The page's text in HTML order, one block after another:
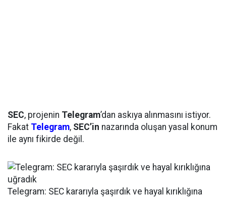
SEC, projenin Telegram’dan askıya alınmasını istiyor.
Fakat Telegram, SEC’in nazarında oluşan yasal konum
ile aynı fikirde değil.
Telegram: SEC kararıyla şaşırdık ve hayal kırıklığına